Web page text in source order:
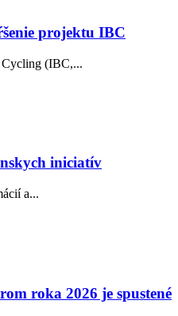
projektu IBC
(IBC,...
iniciatív
a...
roka 2026 je spustené